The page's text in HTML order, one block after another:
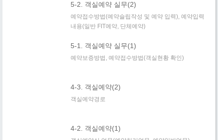
5-2. 객실예약 실무(2)
예약접수방법(예약슬립작성 및 예약 입력), 예약입력
내용(일반 FIT예약, 단체예약)
5-1. 객실예약 실무(1)
예약보증방법, 예약접수방법(객실현황 확인)
4-3. 객실예약(2)
객실예약경로
4-2. 객실예약(1)